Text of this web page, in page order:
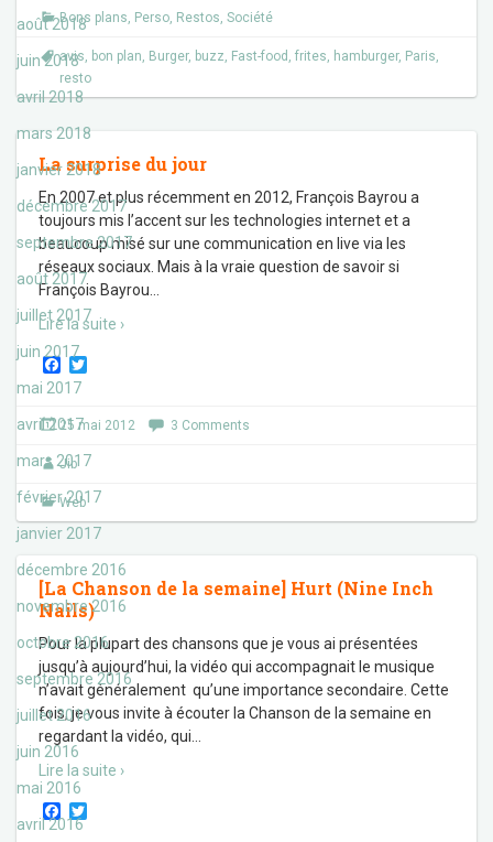
août 2018
juin 2018
avril 2018
mars 2018
janvier 2018
décembre 2017
septembre 2017
août 2017
juillet 2017
juin 2017
mai 2017
avril 2017
mars 2017
février 2017
janvier 2017
décembre 2016
novembre 2016
octobre 2016
septembre 2016
juillet 2016
juin 2016
mai 2016
avril 2016
Bons plans, Perso, Restos, Société
avis, bon plan, Burger, buzz, Fast-food , frites, hamburger, Paris,
resto
La surprise du jour
En 2007 et plus récemment en 2012, François Bayrou a
toujours mis l’accent sur les technologies internet et a
beaucoup misé sur une communication en live via les
réseaux sociaux. Mais à la vraie question de savoir si
François Bayrou
Lire la suite ›
F
a
c
e
b
o
o
k
t
e
r
25 mai 2012 3 Comments
Jib
Web
[La Chanson de la semaine] Hurt (Nine Inch
Nails)
Pour la plupart des chansons que je vous ai présentées
jusqu’à aujourd’hui, la vidéo qui accompagnait le musique
n’avait généralement qu’une importance secondaire. Cette
fois, je vous invite à écouter la Chanson de la semaine en
regardant la vidéo, qui
Lire la suite ›
F
a